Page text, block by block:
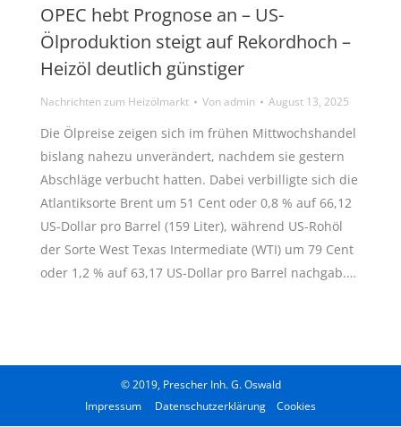
OPEC hebt Prognose an – US-
Ölproduktion steigt auf Rekordhoch –
Heizöl deutlich günstiger
Nachrichten zum Heizölmarkt Vonadmin August 13, 2025
Die Ölpreise zeigen sich im frühen Mittwochshandel
bislang nahezu unverändert, nachdem sie gestern
Abschläge verbucht hatten. Dabei verbilligte sich die
Atlantiksorte Brent um 51 Cent oder 0,8 % auf 66,12
US-Dollar pro Barrel (159 Liter), während US-Rohöl
der Sorte West Texas Intermediate (WTI) um 79 Cent
oder 1,2 % auf 63,17 US-Dollar pro Barrel nachgab.…
© 2019, Prescher Inh. G. Oswald
Impressum
Datenschutzerklärung Cookies